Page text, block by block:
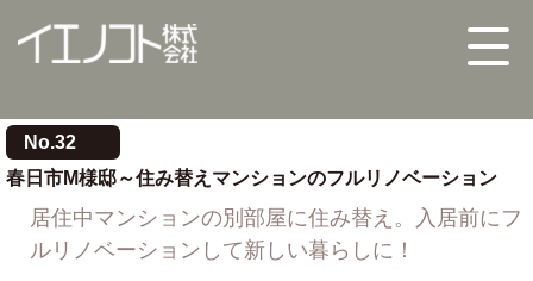
No.32
春日市M様邸～住み替えマンションのフルリノベーション
居住中マンションの別部屋に住み替え。入居前にフ
ルリノベーションして新しい暮らしに！